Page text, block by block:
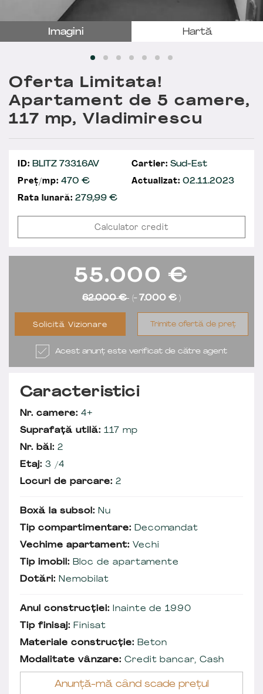
Imagini Hartă
Oferta Limitata!
Apartament de 5 camere,
117 mp, Vladimirescu
ID: BLITZ 73316AV Cartier: Sud-Est
Preț/mp: 470 € Actualizat: 02.11.2023
Rata lunară: 279,99€
Calculator credit
55.000 €
62.000 € (- 7.000 € )
Solicită Vizionare Trimite ofertă de preț
Acest anunț este verificat de către agent
Caracteristici
Nr. camere: 4+
Suprafață utilă: 117 mp
Nr. băi: 2
Etaj: 3 /4
Locuri de parcare: 2
Boxă la subsol: Nu
Tip compartimentare: Decomandat
Vechime apartament: Vechi
Tip imobil: Bloc de apartamente
Dotări: Nemobilat
Anul construcției: Inainte de 1990
Tip finisaj: Finisat
Materiale construcție: Beton
Modalitate vânzare: Credit bancar, Cash
Anunță-mă când scade prețul